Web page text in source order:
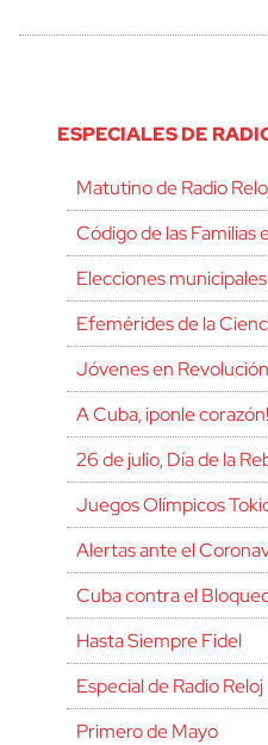
ESPECIALES DE
Matutino de Radio
Código de las Familias
Elecciones
Efemérides de la
Jóvenes en Revolución
A Cuba, ¡ponle corazón!
26 de julio, Día de la
Juegos Olímpicos
Alertas ante el
Cuba contra el
Hasta Siempre Fidel
Especial de Radio
Primero de Mayo